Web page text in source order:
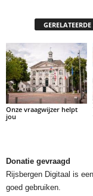
Onze vraagwijzer helpt
jou
Donatie gevraagd
Rijsbergen Digitaal is
goed gebruiken.